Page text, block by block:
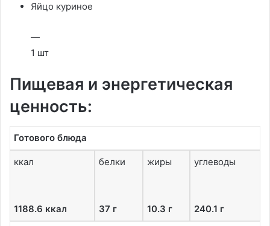
Яйцо куриное
—
1 шт
Пищевая и энергетическая
ценность:
Готового блюда
ккал
1188.6 ккал
белки
37 г
жиры
10.3 г
углеводы
240.1 г